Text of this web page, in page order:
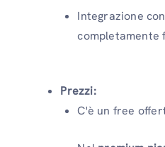
Integrazione
completamente
Prezzi:
C'è un free